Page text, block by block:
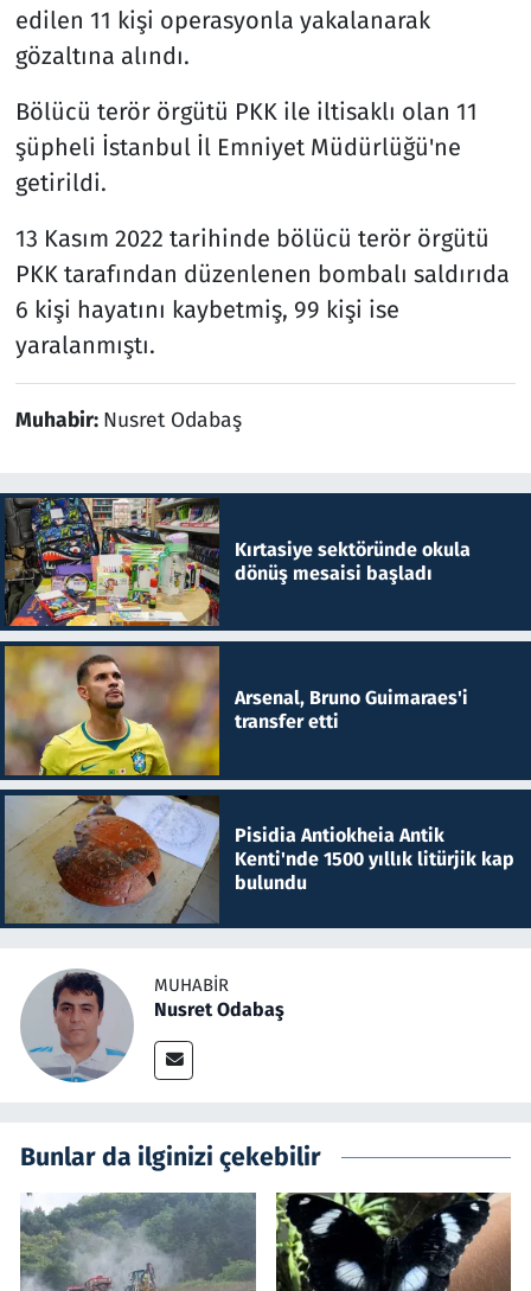
edilen 11 kişi operasyonla yakalanarak
gözaltına alındı.
Bölücü terör örgütü PKK ile iltisaklı olan 11
şüpheli İstanbul İl Emniyet Müdürlüğü'ne
getirildi.
13 Kasım 2022 tarihinde bölücü terör örgütü
PKK tarafından düzenlenen bombalı saldırıda
6 kişi hayatını kaybetmiş, 99 kişi ise
yaralanmıştı.
Muhabir: Nusret Odabaş
Kırtasiye sektöründe okula
dönüş mesaisi başladı
Arsenal, Bruno Guimaraes'i
transfer etti
Pisidia Antiokheia Antik
Kenti'nde 1500 yıllık litürjik kap
bulundu
MUHABIR
Nusret Odabaş
Bunlar da ilginizi çekebilir